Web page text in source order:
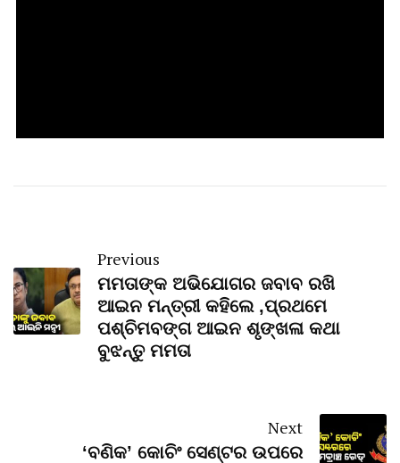
Previous
ମମତାଙ୍କ ଅଭିଯୋଗର ଜବାବ ରଖି
ଆଇନ ମନ୍ତ୍ରୀ କହିଲେ ,ପ୍ରଥମେ
ପଶ୍ଚିମବଙ୍ଗ ଆଇନ ଶୃଙ୍ଖଳା କଥା
ବୁଝନ୍ତୁ ମମତା
Next
‘ବଣିକ’ କୋଚିଂ ସେଣ୍ଟର ଉପରେ